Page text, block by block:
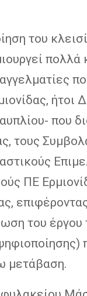
του
πολλά
ήτοι
που
τους
ΠΕ
του έργου
μετάβαση.